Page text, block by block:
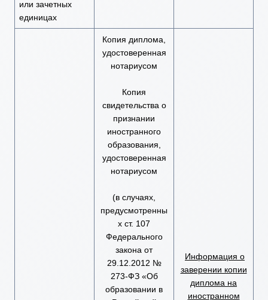
или зачетных
единицах
Копия диплома,
удостоверенная
нотариусом
Копия
свидетельства о
признании
иностранного
образования,
удостоверенная
нотариусом
(в случаях,
предусмотренны
х ст. 107
Федерального
закона от
29.12.2012 №
273-ФЗ «Об
образовании в
Информация о
заверении копии
диплома на
иностранном